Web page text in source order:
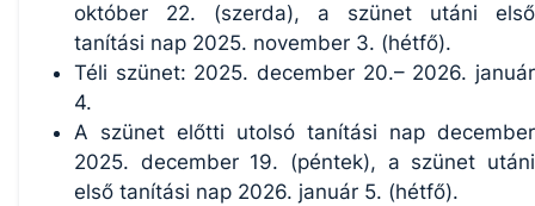
október 22. (szerda), a szünet utáni első
tanítási nap 2025. november 3. (hétfő).
Téli szünet: 2025. december 20.– 2026. január
4.
A szünet előtti utolsó tanítási nap december
2025. december 19. (péntek), a szünet utáni
első tanítási nap 2026. január 5. (hétfő).